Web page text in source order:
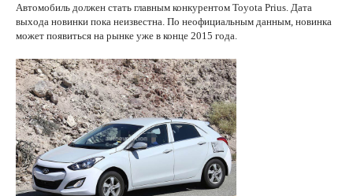
Автомобиль должен стать главным конкурентом Toyota Prius. Дата
выхода новинки пока неизвестна. По неофициальным данным, новинка
может появиться на рынке уже в конце 2015 года.